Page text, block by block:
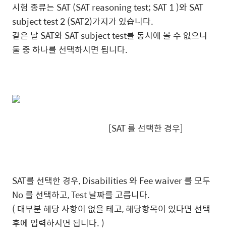
시험 종류는 SAT (SAT reasoning test; SAT 1 )와 SAT
subject test 2 (SAT2)가지가 있습니다.
같은 날 SAT와 SAT subject test를 동시에 볼 수 없으니
둘 중 하나를 선택하시면 됩니다.
[SAT 를 선택한 경우]
SAT를 선택한 경우, Disabilities 와 Fee waiver 를 모두
No 를 선택하고, Test 날짜를 고릅니다.
( 대부분 해당 사항이 없을 테고, 해당항목이 있다면 선택
후에 입력하시면 됩니다. )